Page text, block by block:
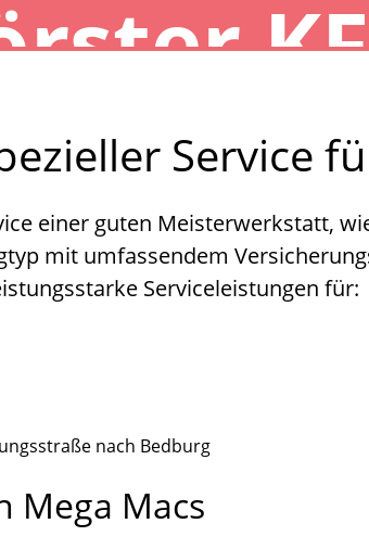
Service
einer guten Meisterwerkstatt,
mit umfassendem
Serviceleistungen für:
nach Bedburg
Mega Macs